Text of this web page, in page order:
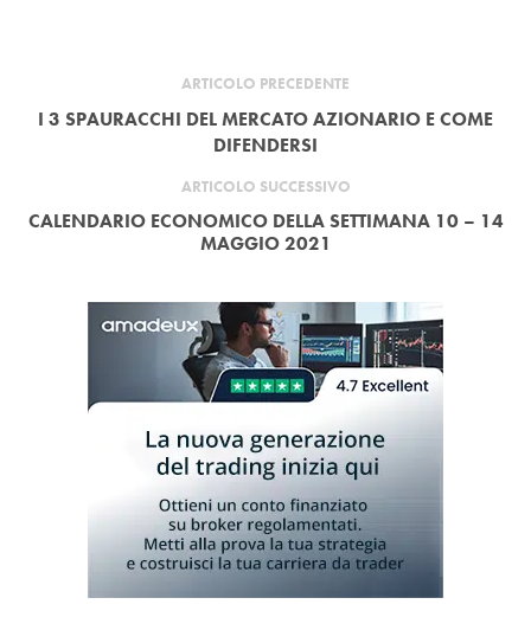
ARTICOLO PRECEDENTE
I 3 SPAURACCHI DEL MERCATO AZIONARIO E COME
DIFENDERSI
ARTICOLO SUCCESSIVO
CALENDARIO ECONOMICO DELLA SETTIMANA 10 – 14
MAGGIO 2021